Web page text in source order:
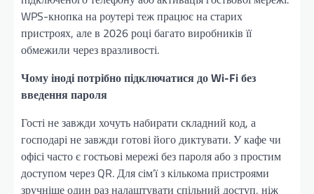
WPS-кнопка на роутері теж працює на старих
пристроях, але в 2026 році багато виробників її
обмежили через вразливості.
Чому іноді потрібно підключатися до Wi-Fi без
введення пароля
Гості не завжди хочуть набирати складний код, а
господарі не завжди готові його диктувати. У кафе чи
офісі часто є гостьові мережі без пароля або з простим
доступом через QR. Для сім’ї з кількома пристроями
зручніше один раз налаштувати спільний доступ, ніж